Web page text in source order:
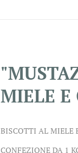
MIELE E
BISCOTTI AL MIELE
CONFEZIONE DA 1